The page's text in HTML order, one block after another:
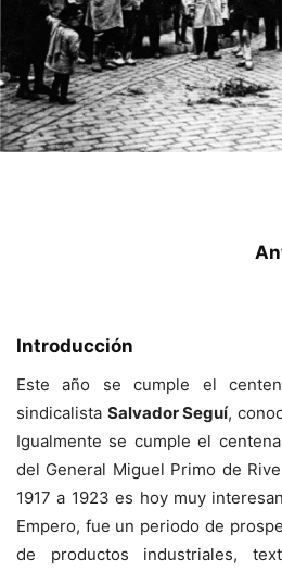
Introducción
Este año se cumple el
sindicalista Salvador Seguí,
Igualmente se cumple el
del General Miguel Primo de
1917 a 1923 es hoy muy
Empero, fue un periodo de
de productos industriales,